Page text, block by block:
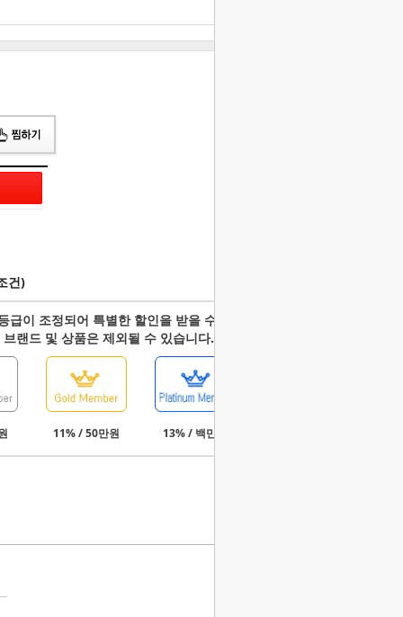
건)
급이 조정되어 특별한 할인을 받을 수 있습니다.
랜드 및 상품은 제외될 수 있습니다.
11% / 50만원 13% / 백만원